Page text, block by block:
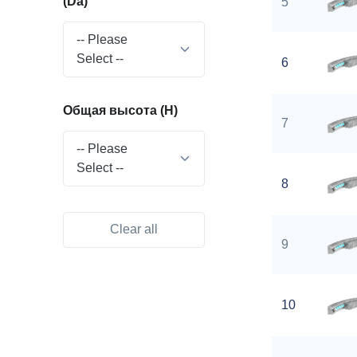
-- Please
Select --
Общая высота (H)
-- Please
Select --
Clear all
6
7
8
9
10